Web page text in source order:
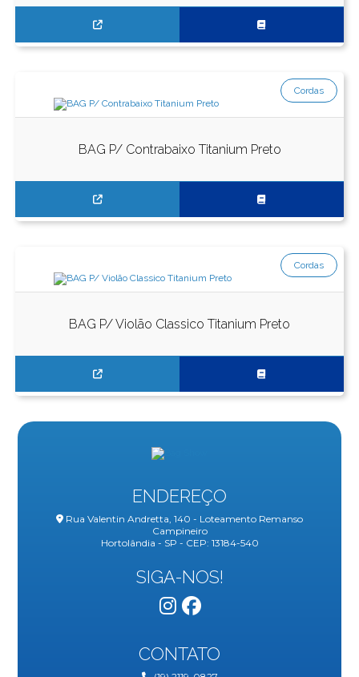
BAG P/ Contrabaixo Titanium Preto
Cordas
BAG P/ Violão Classico Titanium Preto
Cordas
ENDEREÇO
Rua Valentin Andretta, 140 - Loteamento Remanso
Campineiro
Hortolândia - SP - CEP: 13184-540
SIGA-NOS!
CONTATO